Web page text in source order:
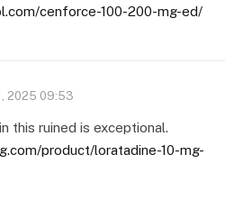
cenforce-100-200-mg-ed/
2025 09:53
this ruined is exceptional.
product/loratadine-10-mg-